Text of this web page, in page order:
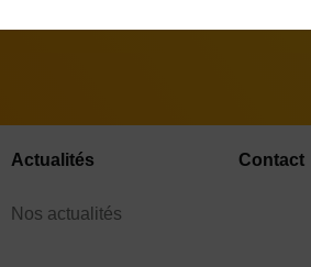
Actualités
Nos actualités
Contact